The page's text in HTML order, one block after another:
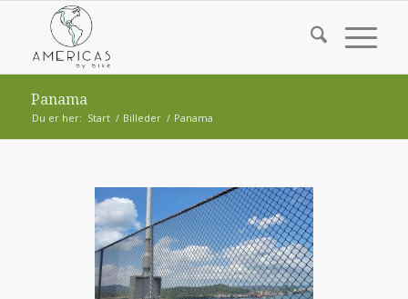
Panama
Du er her: Start / Billeder / Panama